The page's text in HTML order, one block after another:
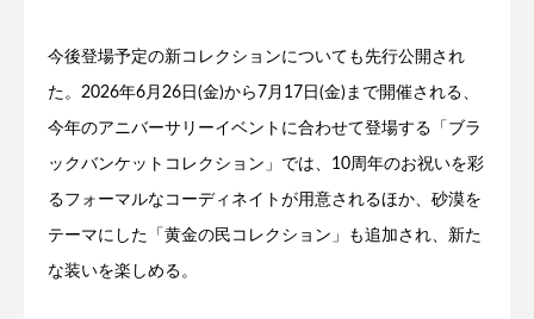
今後登場予定の新コレクションについても先行公開され
た。2026年6月26日(金)から7月17日(金)まで開催される、
今年のアニバーサリーイベントに合わせて登場する「ブラ
ックバンケットコレクション」では、10周年のお祝いを彩
るフォーマルなコーディネイトが用意されるほか、砂漠を
テーマにした「黄金の民コレクション」も追加され、新た
な装いを楽しめる。